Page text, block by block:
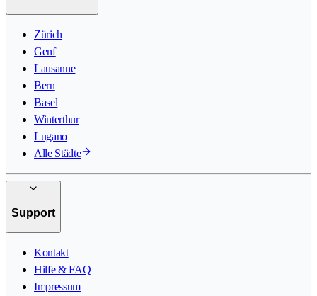
Zürich
Genf
Lausanne
Bern
Basel
Winterthur
Lugano
Alle Städte
Support
Kontakt
Hilfe & FAQ
Impressum